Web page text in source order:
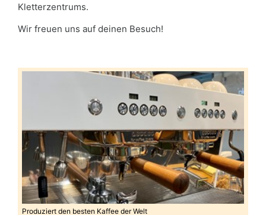
Kletterzentrums.
Wir freuen uns auf deinen Besuch!
Produziert den besten Kaffee der Welt